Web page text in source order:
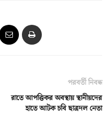
পরবর্তী নিবন্ধ
রাতে আপত্তিকর অবস্থায় স্থানীয়দের
হাতে আটক চবি ছাত্রদল নেতা